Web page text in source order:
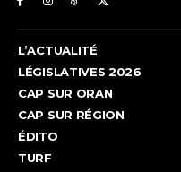
L’ACTUALITÉ
LÉGISLATIVES 2026
CAP SUR ORAN
CAP SUR RÉGION
ÉDITO
TURF